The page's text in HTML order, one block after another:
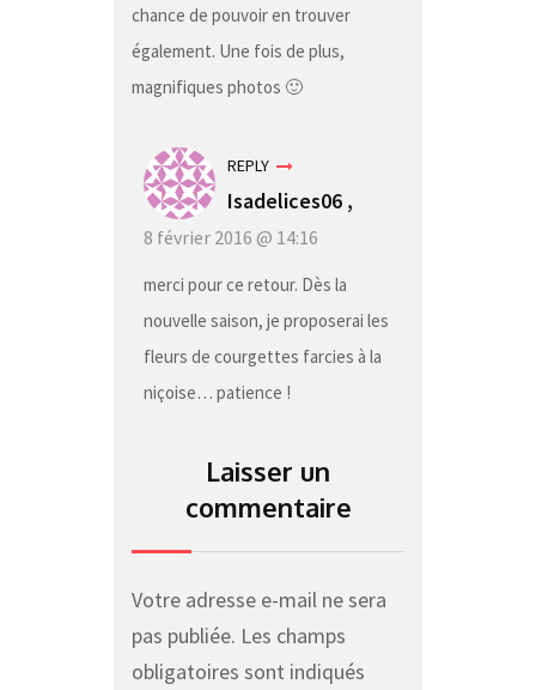
chance de pouvoir en trouver
également. Une fois de plus,
magnifiques photos 🙂
REPLY
Isadelices06 ,
8 février 2016 @ 14:16
merci pour ce retour. Dès la
nouvelle saison, je proposerai les
fleurs de courgettes farcies à la
niçoise… patience !
Laisser un
commentaire
Votre adresse e-mail ne sera
pas publiée. Les champs
obligatoires sont indiqués